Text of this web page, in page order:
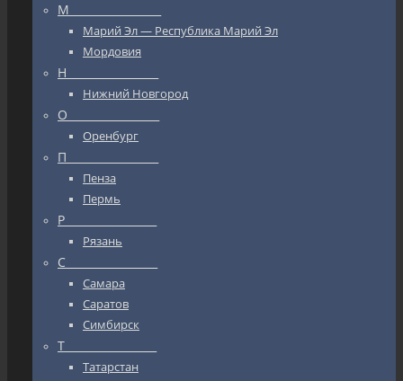
М_________________
Марий Эл — Республика Марий Эл
Мордовия
Н_________________
Нижний Новгород
О_________________
Оренбург
П_________________
Пенза
Пермь
Р_________________
Рязань
С_________________
Самара
Саратов
Симбирск
Т_________________
Татарстан